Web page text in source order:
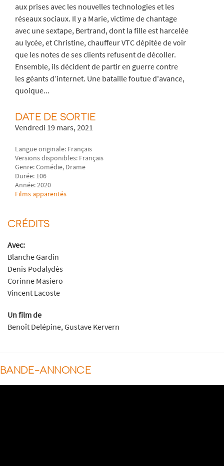
aux prises avec les nouvelles technologies et les
réseaux sociaux. Il y a Marie, victime de chantage
avec une sextape, Bertrand, dont la fille est harcelée
au lycée, et Christine, chauffeur VTC dépitée de voir
que les notes de ses clients refusent de décoller.
Ensemble, ils décident de partir en guerre contre
les géants d’internet. Une bataille foutue d'avance,
quoique...
DATE DE SORTIE
Vendredi 19 mars, 2021
Langue originale: Français
Versions disponibles: Français
Genre: Comédie, Drame
Durée: 106
Année: 2020
Films apparentés
CRÉDITS
Avec:
Blanche Gardin
Denis Podalydès
Corinne Masiero
Vincent Lacoste
Un film de
Benoît Delépine, Gustave Kervern
BANDE-ANNONCE